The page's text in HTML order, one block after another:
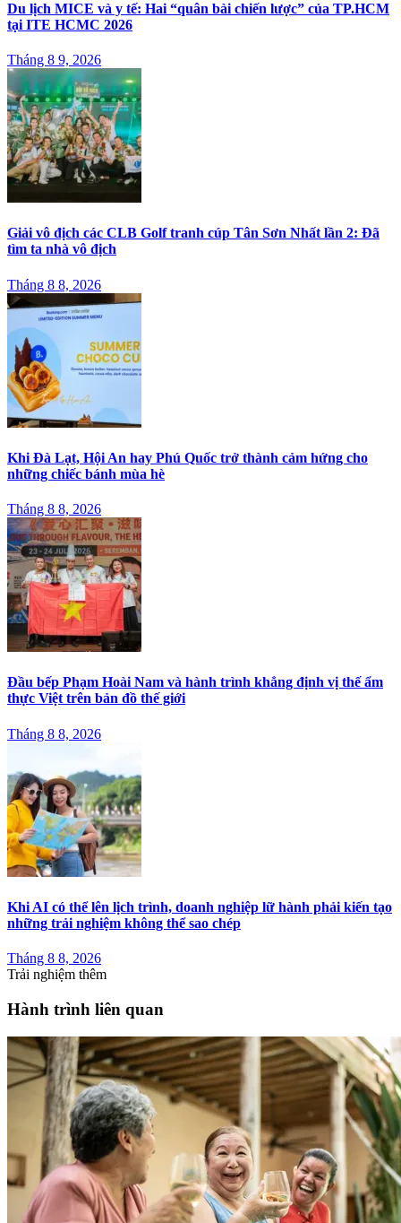
Du lịch MICE và y tế: Hai “quân bài chiến lược” của TP.HCM
tại ITE HCMC 2026
Tháng 8 9, 2026
Giải vô địch các CLB Golf tranh cúp Tân Sơn Nhất lần 2: Đã
tìm ta nhà vô địch
Tháng 8 8, 2026
Khi Đà Lạt, Hội An hay Phú Quốc trở thành cảm hứng cho
những chiếc bánh mùa hè
Tháng 8 8, 2026
Đầu bếp Phạm Hoài Nam và hành trình khẳng định vị thế ẩm
thực Việt trên bản đồ thế giới
Tháng 8 8, 2026
Khi AI có thể lên lịch trình, doanh nghiệp lữ hành phải kiến tạo
những trải nghiệm không thể sao chép
Tháng 8 8, 2026
Trải nghiệm thêm
Hành trình liên quan